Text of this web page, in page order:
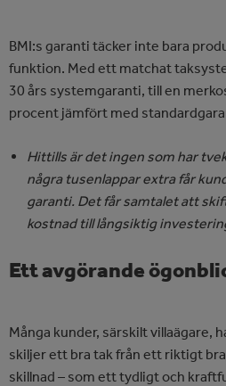
BMI:s garanti täcker inte bara
funktion. Med ett matchat
30 års systemgaranti, till en
procent jämfört med
Hittills är det ingen som har
några tusenlappar extra får
garanti. Det får samtalet att
kostnad till långsiktig
Ett avgörande
Många kunder, särskilt villaägare,
skiljer ett bra tak från ett riktigt
skillnad – som ett tydligt och